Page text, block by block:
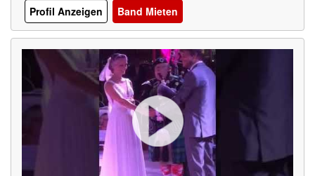
Profil Anzeigen
Band Mieten